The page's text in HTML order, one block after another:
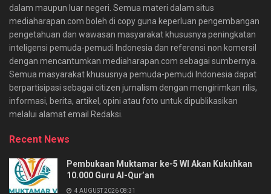
dalam maupun luar negeri. Semua materi dalam situs
mediaharapan.com boleh di copy guna keperluan pengembangan
pengetahuan dan wawasan masyarakat khususnya peningkatan
inteligensi pemuda-pemudi Indonesia dan referensi non komersil
dengan mencantumkan mediaharapan.com sebagai sumbernya.
Semua masyarakat khususnya pemuda-pemudi Indonesia dapat
berpartisipasi sebagai citizen jurnalism dengan mengirimkan rilis,
informasi, berita, artikel, opini atau foto untuk dipublikasikan
melalui alamat email Redaksi.
Recent News
Pembukaan Muktamar ke-5 WI Akan Kukuhkan
10.000 Guru Al-Qur’an
4 AUGUST 2026 08:31